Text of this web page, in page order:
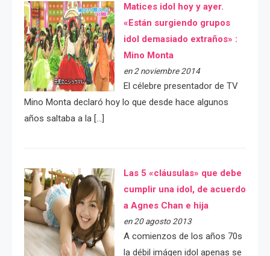
Matices idol hoy y ayer.
«Están surgiendo grupos
idol demasiado extraños» :
Mino Monta
en 2 noviembre 2014
El célebre presentador de TV
Mino Monta declaró hoy lo que desde hace algunos
años saltaba a la […]
Las 5 «cláusulas» que debe
cumplir una idol, de acuerdo
a Agnes Chan e hija
en 20 agosto 2013
A comienzos de los años 70s
la débil imágen idol apenas se